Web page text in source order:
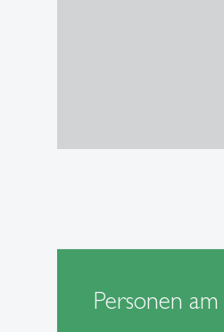
Personen